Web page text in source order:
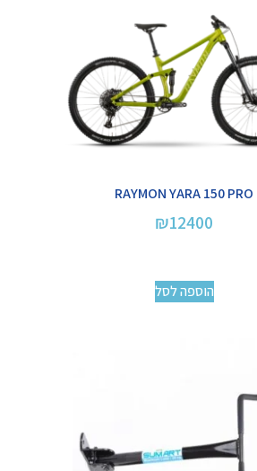
RAYMON YARA 150 PRO
₪12400
הוספה לסל